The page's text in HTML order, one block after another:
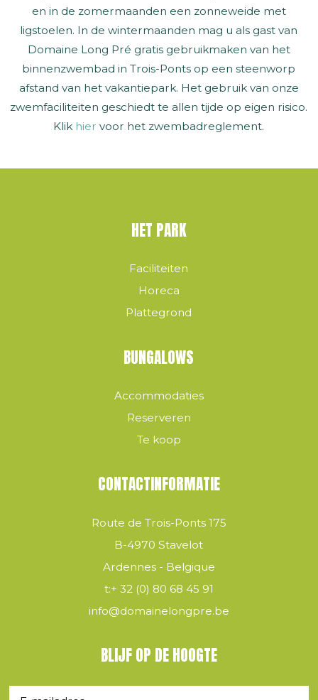
en in de zomermaanden een zonneweide met
ligstoelen. In de wintermaanden mag u als gast van
Domaine Long Pré gratis gebruikmaken van het
binnenzwembad in Trois-Ponts op een steenworp
afstand van het vakantiepark. Het gebruik van onze
zwemfaciliteiten geschiedt te allen tijde op eigen risico.
Klik hier voor het zwembadreglement.
HET PARK
Faciliteiten
Horeca
Plattegrond
BUNGALOWS
Accommodaties
Reserveren
Te koop
CONTACTINFORMATIE
Route de Trois-Ponts 175
B-4970 Stavelot
Ardennes - Belgique
t:+ 32 (0) 80 68 45 91
info@domainelongpre.be
BLIJF OP DE HOOGTE